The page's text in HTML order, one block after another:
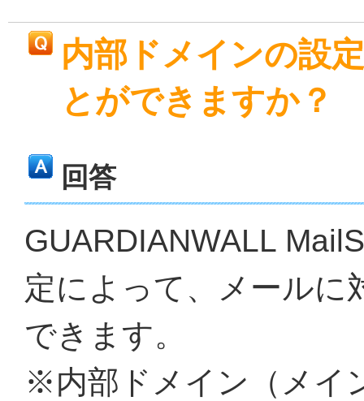
内部ドメインの設
とができますか？
回答
GUARDIANWALL
定によって、メールに
できます。
※内部ドメイン（メイ